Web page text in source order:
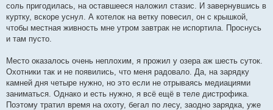
соль пригодилась, на оставшееся наложил стазис. И завернувшись в
куртку, вскоре уснул. А котелок на ветку повесил, он с крышкой,
чтобы местная живность мне утром завтрак не испортила. Проснусь
и там пусто.
Место оказалось очень неплохим, я прожил у озера аж шесть суток.
Охотники так и не появились, что меня радовало. Да, на зарядку
камней дня четыре нужно, но это если не отрываясь медиациями
заниматься. Однако и есть нужно, я всё ещё в теле дистрофика.
Поэтому тратил время на охоту, бегал по лесу, заодно зарядка, уже